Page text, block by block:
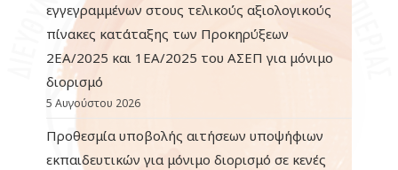
εγγεγραμμένων στους τελικούς αξιολογικούς
πίνακες κατάταξης των Προκηρύξεων
2ΕΑ/2025 και 1ΕΑ/2025 του ΑΣΕΠ για μόνιμο
διορισμό
5 Αυγούστου 2026
Προθεσμία υποβολής αιτήσεων υποψήφιων
εκπαιδευτικών για μόνιμο διορισμό σε κενές